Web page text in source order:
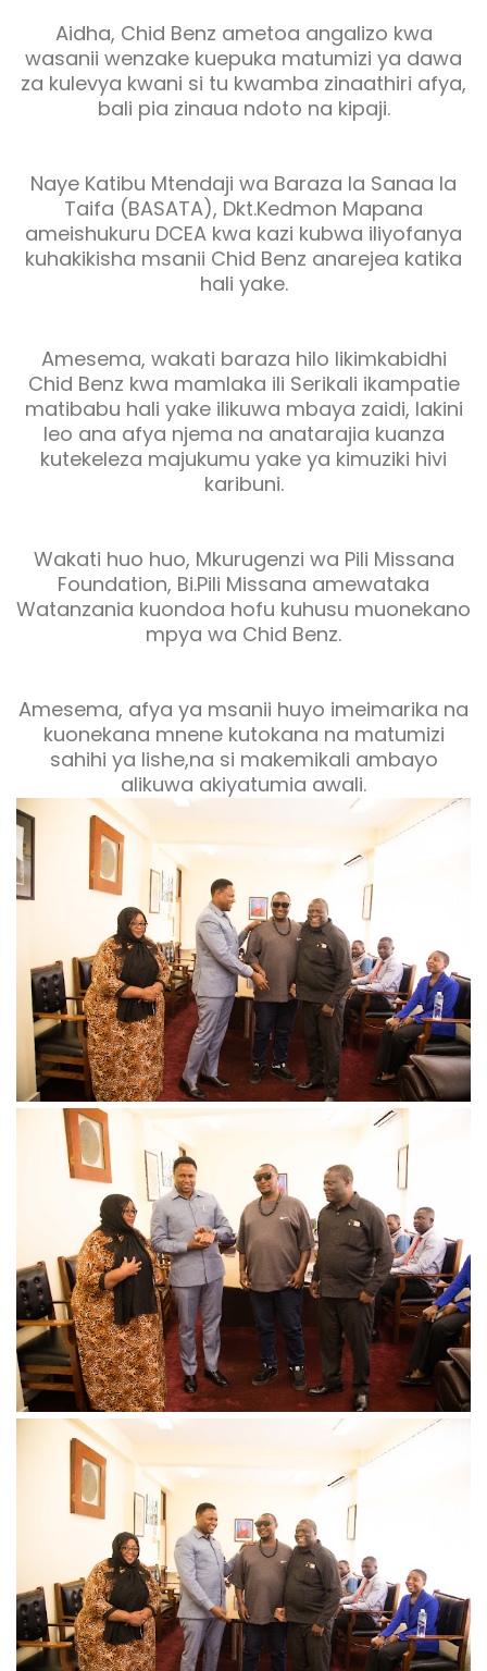
Aidha, Chid Benz ametoa angalizo kwa
wasanii wenzake kuepuka matumizi ya dawa
za kulevya kwani si tu kwamba zinaathiri afya,
bali pia zinaua ndoto na kipaji.
Naye Katibu Mtendaji wa Baraza la Sanaa la
Taifa (BASATA), Dkt.Kedmon Mapana
ameishukuru DCEA kwa kazi kubwa iliyofanya
kuhakikisha msanii Chid Benz anarejea katika
hali yake.
Amesema, wakati baraza hilo likimkabidhi
Chid Benz kwa mamlaka ili Serikali ikampatie
matibabu hali yake ilikuwa mbaya zaidi, lakini
leo ana afya njema na anatarajia kuanza
kutekeleza majukumu yake ya kimuziki hivi
karibuni.
Wakati huo huo, Mkurugenzi wa Pili Missana
Foundation, Bi.Pili Missana amewataka
Watanzania kuondoa hofu kuhusu muonekano
mpya wa Chid Benz.
Amesema, afya ya msanii huyo imeimarika na
kuonekana mnene kutokana na matumizi
sahihi ya lishe,na si makemikali ambayo
alikuwa akiyatumia awali.